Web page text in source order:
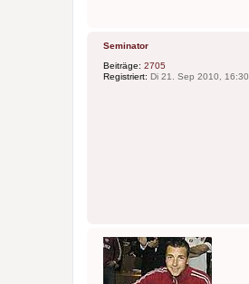
Seminator
Beiträge: 2705
Registriert: Di 21. Sep 2010, 16:30